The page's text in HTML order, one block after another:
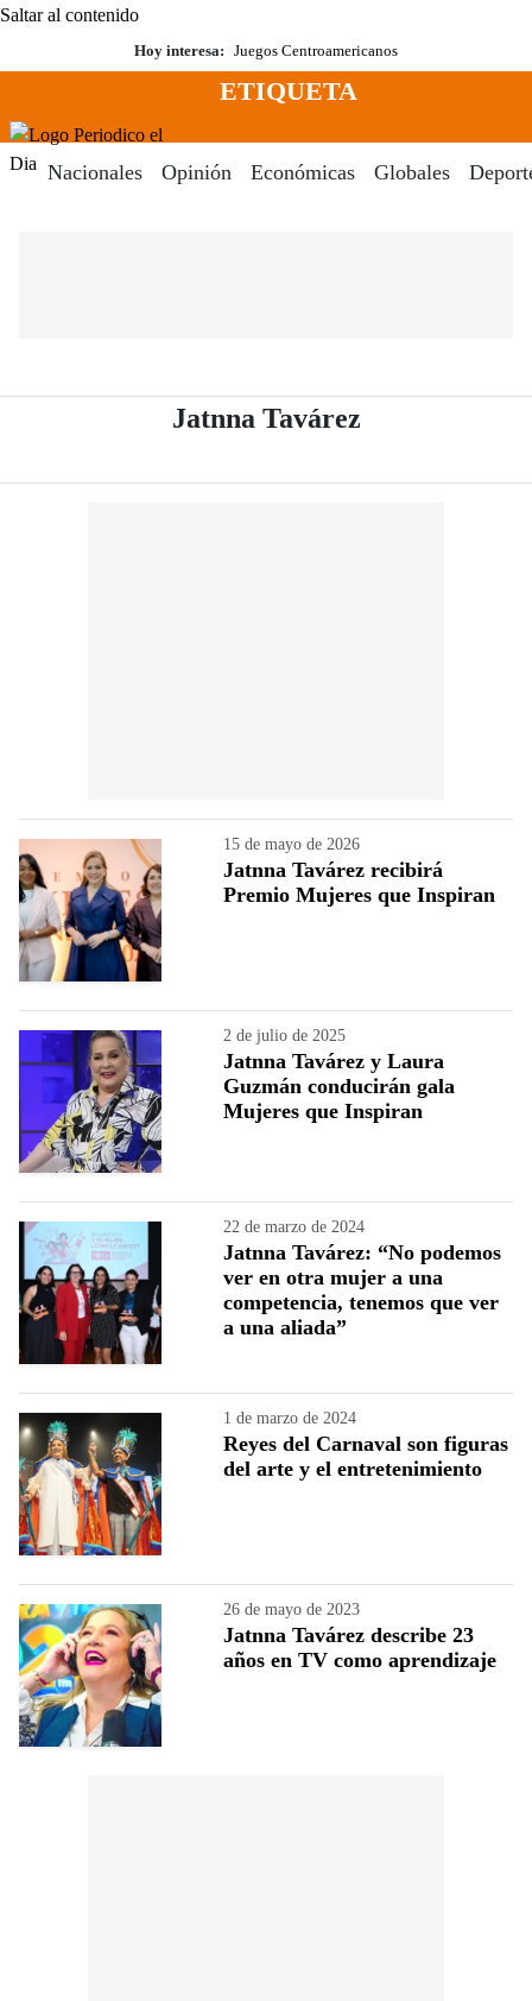
Saltar al contenido
Hoy interesa: Juegos Centroamericanos
Menú
ETIQUETA
Nacionales Opinión Económicas Globales
Jatnna Tavárez- Periódico
15 de mayo de 2026
Jatnna Tavárez recibirá
Premio Mujeres que Inspiran
2 de julio de 2025
Jatnna Tavárez y Laura
Guzmán conducirán gala
Mujeres que Inspiran
22 de marzo de 2024
Jatnna Tavárez: “No podemos
ver en otra mujer a una
competencia, tenemos que ver
a una aliada”
1 de marzo de 2024
Reyes del Carnaval son figuras
del arte y el entretenimiento
26 de mayo de 2023
Jatnna Tavárez describe 23
años en TV como aprendizaje